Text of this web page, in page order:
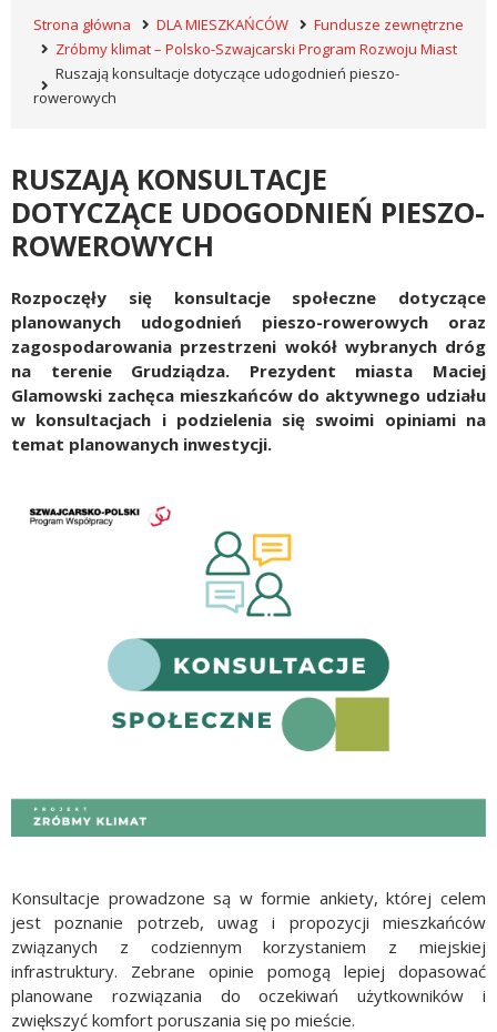
Strona główna DLA MIESZKAŃCÓW
Fundusze zewnętrzne
Zróbmy klimat – Polsko-Szwajcarski Program Rozwoju Miast
Ruszają konsultacje dotyczące udogodnień pieszo-
rowerowych
RUSZAJĄ KONSULTACJE
DOTYCZĄCE UDOGODNIEŃ PIESZO-
ROWEROWYCH
Rozpoczęły się konsultacje społeczne dotyczące
planowanych udogodnień pieszo-rowerowych oraz
zagospodarowania przestrzeni wokół wybranych dróg
na terenie Grudziądza. Prezydent miasta Maciej
Glamowski zachęca mieszkańców do aktywnego udziału
w konsultacjach i podzielenia się swoimi opiniami na
temat planowanych inwestycji.
Konsultacje prowadzone są w formie ankiety, której celem
jest poznanie potrzeb, uwag i propozycji mieszkańców
związanych z codziennym korzystaniem z miejskiej
infrastruktury. Zebrane opinie pomogą lepiej dopasować
planowane rozwiązania do oczekiwań użytkowników i
zwiększyć komfort poruszania się po mieście.